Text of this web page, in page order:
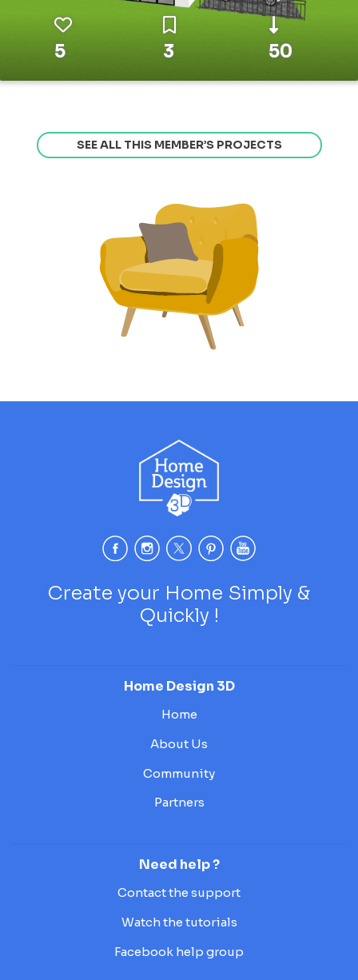
5 3 50
SEE ALL THIS MEMBER’S PROJECTS
Create your Home Simply &
Quickly !
Home Design 3D
Home
About Us
Community
Partners
Need help ?
Contact the support
Watch the tutorials
Facebook help group